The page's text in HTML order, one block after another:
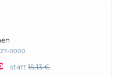
0000
statt 15,13 €